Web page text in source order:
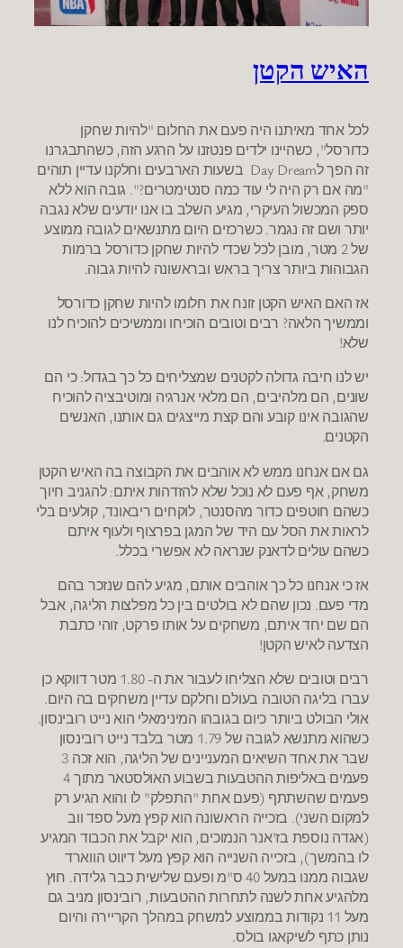
האיש הקטן
לכל אחד מאיתנו היה פעם את החלום "להיות שחקן
כדורסל", כשהיינו ילדים פנטזנו על הרגע הזה, כשהתבגרנו
זה הפך לDay Dream בשעות הארבעים וחלקנו עדיין תוהים
"מה אם רק היה לי עוד כמה סנטימטרים?". גובה הוא ללא
ספק המכשול העיקרי, מגיע השלב בו אנו יודעים שלא נגבה
יותר ושם זה נגמר. כשרכזים היום מתנשאים לגובה ממוצע
של 2 מטר, מובן לכל שכדי להיות שחקן כדורסל ברמות
הגבוהות ביותר צריך בראש ובראשונה להיות גבוה.
אז האם האיש הקטן זונח את חלומו להיות שחקן כדורסל
וממשיך הלאה? רבים וטובים הוכיחו וממשיכים להוכיח לנו
שלא!
יש לנו חיבה גדולה לקטנים שמצליחים כל כך בגדול: כי הם
שונים, הם מלהיבים, הם מלאי אנרגיה ומוטיבציה להוכיח
שהגובה אינו קובע והם קצת מייצגים גם אותנו, האנשים
הקטנים.
גם אם אנחנו ממש לא אוהבים את הקבוצה בה האיש הקטן
משחק, אף פעם לא נוכל שלא להזדהות איתם: להגניב חיוך
כשהם חוטפים כדור מהסנטר, לוקחים ריבאונד, קולעים בלי
לראות את הסל עם היד של המגן בפרצוף ולעוף איתם
כשהם עולים לדאנק שנראה לא אפשרי בכלל.
אז כי אנחנו כל כך אוהבים אותם, מגיע להם שנזכר בהם
מדי פעם. נכון שהם לא בולטים בין כל מפלצות הליגה, אבל
הם שם יחד איתם, משחקים על אותו פרקט, זוהי כתבת
הצדעה לאיש הקטן!
רבים וטובים שלא הצליחו לעבור את ה- 1.80 מטר דווקא כן
עברו בליגה הטובה בעולם וחלקם עדיין משחקים בה היום.
אולי הבולט ביותר כיום בגובהו המינימאלי הוא נייט רובינסון.
כשהוא מתנשא לגובה של 1.79 מטר בלבד נייט רובינסון
שבר את אחד השיאים המעניינים של הליגה, הוא זכה 3
פעמים באליפות ההטבעות בשבוע האולסטאר מתוך 4
פעמים שהשתתף (פעם אחת "התפלק" לו והוא הגיע רק
למקום השני). בזכייה הראשונה הוא קפץ מעל ספד ווב
(אגדה נוספת בז'אנר הנמוכים, הוא יקבל את הכבוד המגיע
לו בהמשך), בזכייה השנייה הוא קפץ מעל דיווט הווארד
שגבוה ממנו במעל 40 ס"מ ופעם שלישית כבר גלידה. חוץ
מלהגיע אחת לשנה לתחרות ההטבעות, רובינסון מניב גם
מעל 11 נקודות בממוצע למשחק במהלך הקריירה והיום
נותן כתף לשיקאגו בולס.